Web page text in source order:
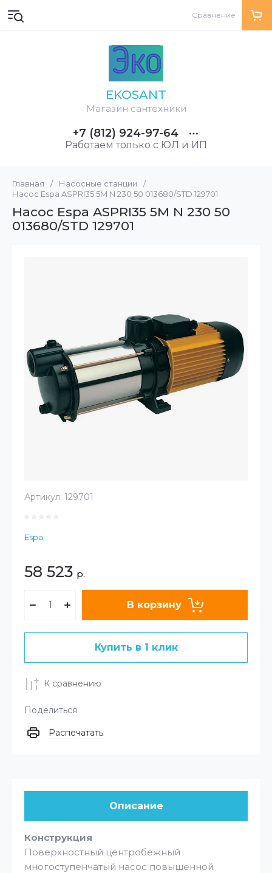
EKOSANT
Магазин сантехники
+7 (812) 924-97-64
Работаем только с ЮЛ и ИП
Сравнение
Главная / Насосные станции
/
Насос Espa ASPRI35 5M N 230 50 013680/STD 129701
Насос Espa ASPRI35 5M N 230 50
013680/STD 129701
Артикул: 129701
Espa
58 523 р.
В корзину
Купить в 1 клик
К сравнению
Поделиться
Распечатать
Описание
Конструкция
Поверхностный центробежный
многоступенчатый насос повышенной